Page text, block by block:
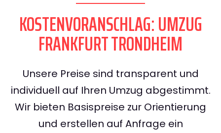
KOSTENVORANSCHLAG: UMZUG
FRANKFURT TRONDHEIM
Unsere Preise sind transparent und
individuell auf Ihren Umzug abgestimmt.
Wir bieten Basispreise zur Orientierung
und erstellen auf Anfrage ein